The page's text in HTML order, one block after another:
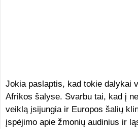
Jokia paslaptis, kad tokie dalykai
Afrikos šalyse. Svarbu tai, kad į
veiklą įsijungia ir Europos šalių
įspėjimo apie žmonių audinius ir